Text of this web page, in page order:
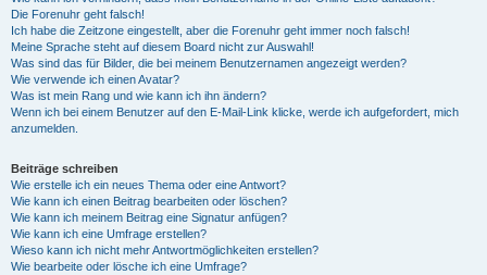
Die Forenuhr geht falsch!
Ich habe die Zeitzone eingestellt, aber die Forenuhr geht immer noch falsch!
Meine Sprache steht auf diesem Board nicht zur Auswahl!
Was sind das für Bilder, die bei meinem Benutzernamen angezeigt werden?
Wie verwende ich einen Avatar?
Was ist mein Rang und wie kann ich ihn ändern?
Wenn ich bei einem Benutzer auf den E-Mail-Link klicke, werde ich aufgefordert, mich
anzumelden.
Beiträge schreiben
Wie erstelle ich ein neues Thema oder eine Antwort?
Wie kann ich einen Beitrag bearbeiten oder löschen?
Wie kann ich meinem Beitrag eine Signatur anfügen?
Wie kann ich eine Umfrage erstellen?
Wieso kann ich nicht mehr Antwortmöglichkeiten erstellen?
Wie bearbeite oder lösche ich eine Umfrage?